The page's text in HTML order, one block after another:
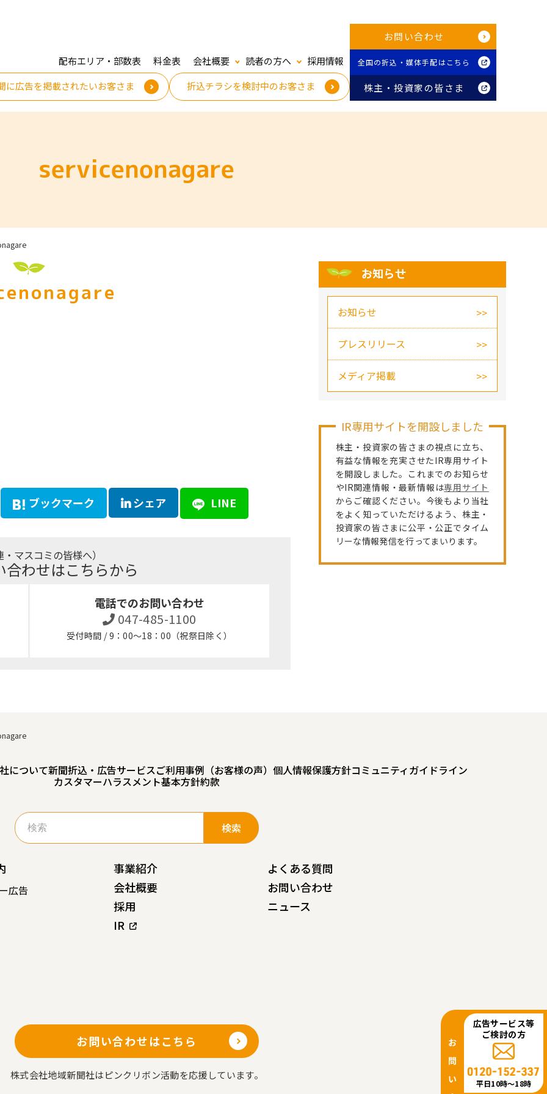
配布エリア・部数表 料金表 会社概要 読者の方へ
採用情報
に広告を掲載されたいお客さま
折込チラシを検討中のお客さま
お問い合わせ
全国の折込・媒体手配はこちら
株主・投資家の皆さま
servicenonagare
ブックマーク シェア LINE
マスコミの皆様へ）
合わせはこちらから
電話でのお問い合わせ
047-485-1100
受付時間 / 9：00～18：00（祝祭日除く）
お知らせ
お知らせ
プレスリリース
メディア掲載
IR専用サイトを開設しました
株主・投資家の皆さまの視点に立ち、
有益な情報を充実させたIR専用サイト
を開設しました。これまでのお知らせ
やIR関連情報・最新情報は専用サイト
からご確認ください。今後もより当社
をよく知っていただけるよう、株主・
投資家の皆さまに公平・公正でタイム
リーな情報発信を行ってまいります。
について新聞折込・広告サービスご利用事例（お客様の声） 個人情報保護方針コミュニティガイドライン
カスタマーハラスメント基本方針約款
検
索:
広告
事業紹介
会社概要
採用
IR
よくある質問
お問い合わせ
ニュース
お問い合わせはこちら
株式会社地域新聞社はピンクリボン活動を応援しています。
広告サービス等
ご検討の方
平日10時〜18時